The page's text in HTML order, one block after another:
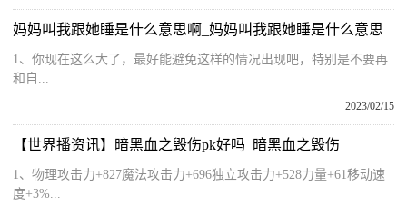
妈妈叫我跟她睡是什么意思啊_妈妈叫我跟她睡是什么意思
1、你现在这么大了，最好能避免这样的情况出现吧，特别是不要再
和自...
2023/02/15
【世界播资讯】暗黑血之毁伤pk好吗_暗黑血之毁伤
1、物理攻击力+827魔法攻击力+696独立攻击力+528力量+61移动速
度+3%...